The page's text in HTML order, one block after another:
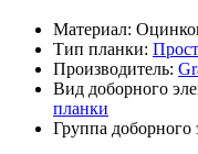
Материал:
Тип планки:
Производитель:
Вид доборного
планки
Группа доборного